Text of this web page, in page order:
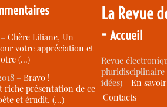
–Chère Liliane, Un
votre appréciation et
(…)
–Bravo !
riche présentation de ce
et érudit. (…)
La Revue
-Accueil
Revue
idées) -En
Contacts